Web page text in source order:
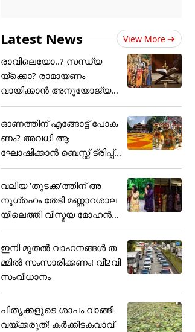
Latest News View More
രാവിലെയോ..? സന്ധ്യ
യ്ക്കൊ? രാമായണം
വായിക്കാൻ അനുയോജ്യ
മായ സമയം....
ഓണത്തിന് എങ്ങോട്ട് പോക
ണം? അവധി ആ
ഘോഷിക്കാൻ ബെസ്റ്റ് ട്രിപ്പ്
പ്ലാൻ
വലിയ 'തുടക്ക'ത്തിന് അ
നുഗ്രഹം തേടി മണ്ണാറശാല
യിലെത്തി വിസ്മയ മോഹൻ
ലാ
ഇനി മുതൽ വാഹനങ്ങൾ ത
മ്മിൽ സംസാരിക്കണം! വി2വി
സംവിധാനം
പിതൃക്കളുടെ ശാപം വാങ്ങി
വയ്ക്കരുത്! കർക്കിടകവാവ്